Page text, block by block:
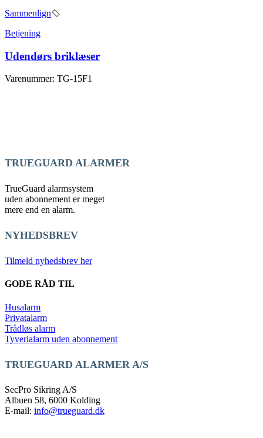
Sammenlign
Betjening
Udendørs briklæser
Varenummer: TG-15F1
TRUEGUARD ALARMER
TrueGuard alarmsystem
uden abonnement er meget
mere end en alarm.
NYHEDSBREV
Tilmeld nyhedsbrev her
GODE RÅD TIL
Husalarm
Privatalarm
Trådløs alarm
Tyverialarm uden abonnement
TRUEGUARD ALARMER A/S
SecPro Sikring A/S
Albuen 58, 6000 Kolding
E-mail: info@trueguard.dk